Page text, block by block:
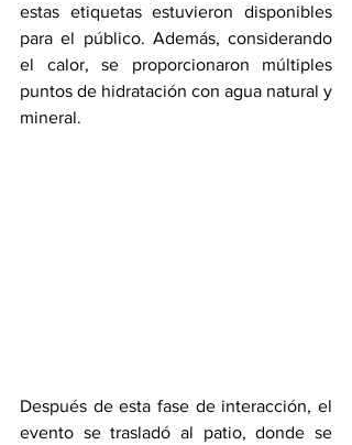
estas etiquetas estuvieron disponibles
para el público. Además, considerando
el calor, se proporcionaron múltiples
puntos de hidratación con agua natural y
mineral.
Después de esta fase de interacción, el
evento se trasladó al patio, donde se